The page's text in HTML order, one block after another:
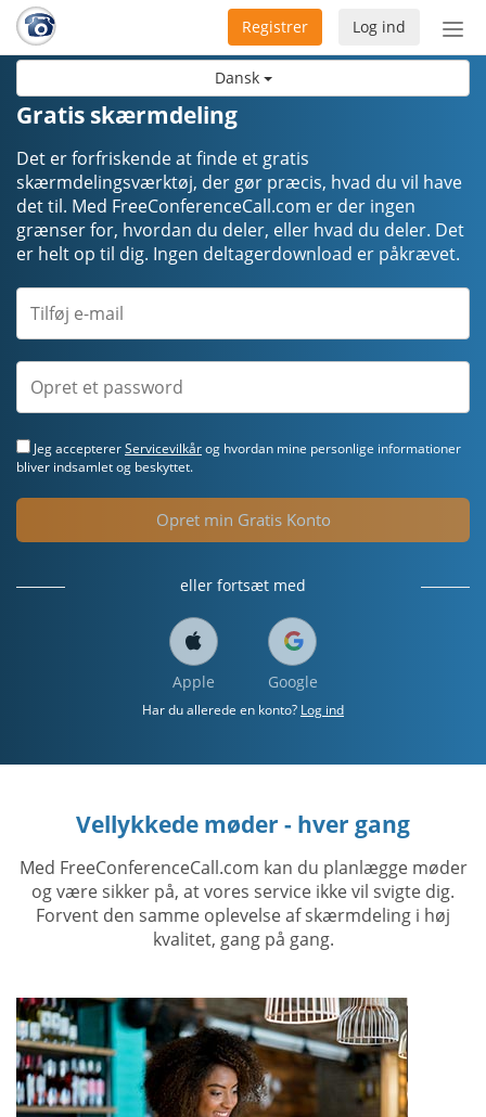
Dansk
Slå
Log ind
Registrer
Gratis skærmdeling
Det er forfriskende at finde et gratis
skærmdelingsværktøj, der gør præcis, hvad du vil have
det til. Med FreeConferenceCall.com er der ingen
grænser for, hvordan du deler, eller hvad du deler. Det
er helt op til dig. Ingen deltagerdownload er påkrævet.
Jeg acceptererServicevilkårog hvordan mine personlige informationer
bliver indsamlet og beskyttet.
Opret min Gratis Konto
eller fortsæt med
Apple Google
Har du allerede en konto? Log ind
Vellykkede møder - hver gang
Med FreeConferenceCall.com kan du planlægge møder
og være sikker på, at vores service ikke vil svigte dig.
Forvent den samme oplevelse af skærmdeling i høj
kvalitet, gang på gang.